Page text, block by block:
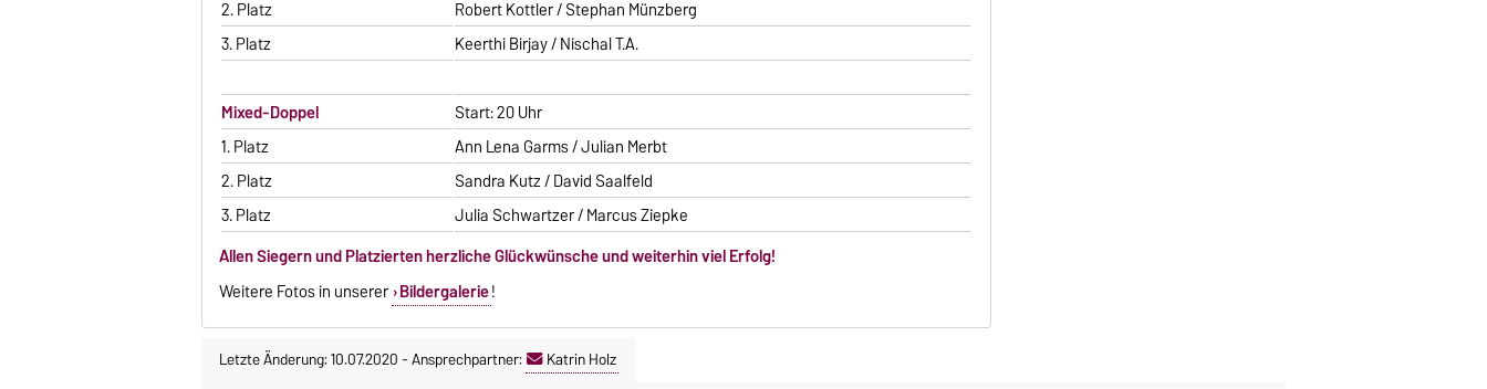
2. Platz
Robert Kottler / Stephan Münzberg
3. Platz
Keerthi Birjay / Nischal T.A.
Mixed-Doppel
Start: 20 Uhr
1. Platz
Ann Lena Garms / Julian Merbt
2. Platz
Sandra Kutz / David Saalfeld
3. Platz
Julia Schwartzer / Marcus Ziepke
Allen Siegern und Platzierten herzliche Glückwünsche und weiterhin viel Erfolg!
Weitere Fotos in unserer Bildergalerie!
Letzte Änderung: 10.07.2020-Ansprechpartner: Katrin Holz